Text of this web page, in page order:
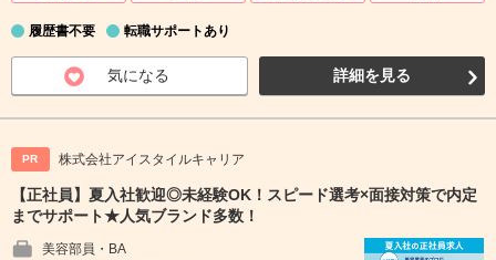
履歴書不要 転職サポートあり
気になる 詳細を見る
PR 株式会社アイスタイルキャリア
【正社員】夏入社歓迎◎未経験OK！スピード選考×面接対策で内定
までサポート★人気ブランド多数！
美容部員・BA